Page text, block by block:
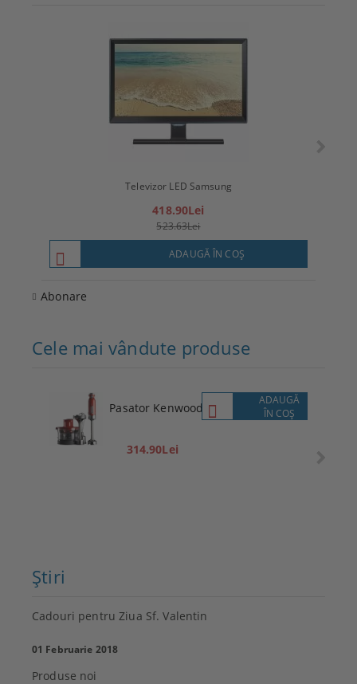
Televizor LED Samsung
418.90Lei
523.63Lei
ADAUGĂ ÎN COŞ
Abonare
Cele mai vândute produse
Pasator Kenwood
314.90Lei
ADAUGĂ
ÎN COŞ
Ştiri
Cadouri pentru Ziua Sf. Valentin
01 Februarie 2018
Produse noi